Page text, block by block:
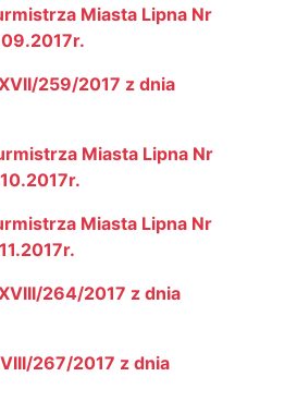
Miasta Lipna Nr
259/2017 z dnia
Miasta Lipna Nr
Miasta Lipna Nr
264/2017 z dnia
267/2017 z dnia